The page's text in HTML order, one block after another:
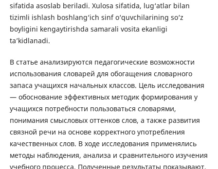
sifatida asoslab beriladi. Xulosa sifatida, lug‘atlar bilan
tizimli ishlash boshlang‘ich sinf o‘quvchilarining so‘z
boyligini kengaytirishda samarali vosita ekanligi
ta’kidlanadi.
В статье анализируются педагогические возможности
использования словарей для обогащения словарного
запаса учащихся начальных классов. Цель исследования
— обоснование эффективных методик формирования у
учащихся потребности пользоваться словарями,
понимания смысловых оттенков слов, а также развития
связной речи на основе корректного употребления
качественных слов. В ходе исследования применялись
методы наблюдения, анализа и сравнительного изучения
учебного процесса. Полученные результаты показывают,